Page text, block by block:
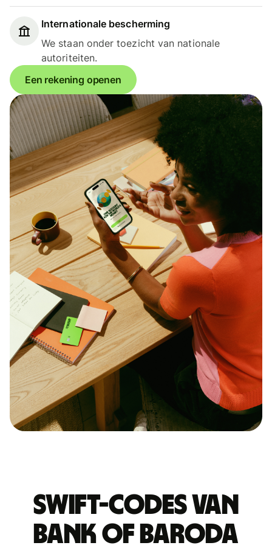
Internationale bescherming
We staan onder toezicht van nationale
autoriteiten.
Een rekening openen
Swift-codes van
BANK OF BARODA